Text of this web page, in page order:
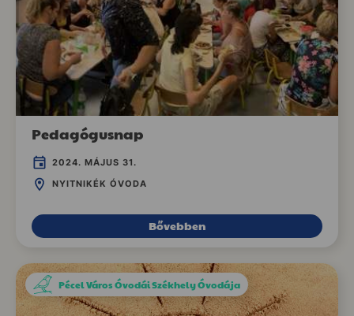
Pedagógusnap
2024. MÁJUS 31.
NYITNIKÉK ÓVODA
Bővebben
Pécel Város Óvodái Székhely Óvodája